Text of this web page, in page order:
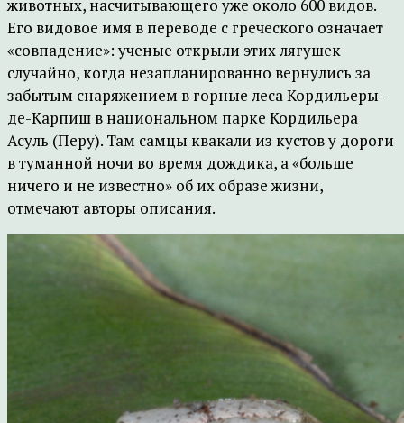
животных, насчитывающего уже около 600 видов.
Его видовое имя в переводе с греческого означает
«совпадение»: ученые открыли этих лягушек
случайно, когда незапланированно вернулись за
забытым снаряжением в горные леса Кордильеры-
де-Карпиш в национальном парке Кордильера
Асуль (Перу). Там самцы квакали из кустов у дороги
в туманной ночи во время дождика, а «больше
ничего и не известно» об их образе жизни,
отмечают авторы описания.